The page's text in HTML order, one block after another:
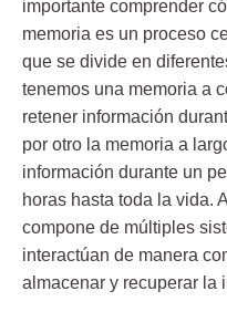
importante comprender
memoria es un proceso
que se divide en
tenemos una memoria a
retener información
por otro la memoria a
información durante un
horas hasta toda la vida.
compone de múltiples
interactúan de manera
almacenar y recuperar la